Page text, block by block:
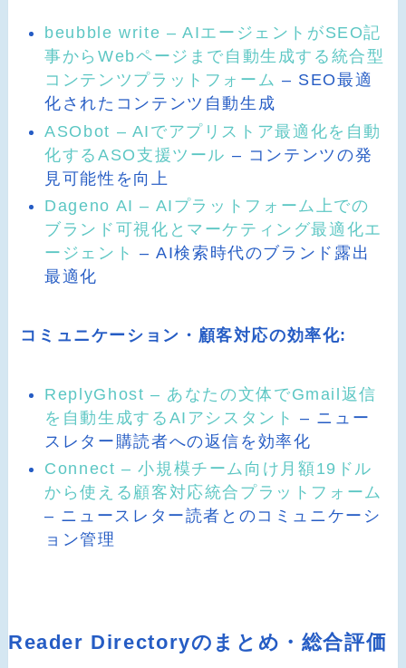
beubble write – AIエージェントがSEO記
事からWebページまで自動生成する統合型
コンテンツプラットフォーム – SEO最適
化されたコンテンツ自動生成
ASObot – AIでアプリストア最適化を自動
化するASO支援ツール – コンテンツの発
見可能性を向上
Dageno AI – AIプラットフォーム上での
ブランド可視化とマーケティング最適化エ
ージェント – AI検索時代のブランド露出
最適化
コミュニケーション・顧客対応の効率化:
ReplyGhost – あなたの文体でGmail返信
を自動生成するAIアシスタント – ニュー
スレター購読者への返信を効率化
Connect – 小規模チーム向け月額19ドル
から使える顧客対応統合プラットフォーム
– ニュースレター読者とのコミュニケーシ
ョン管理
Reader Directoryのまとめ・総合評価